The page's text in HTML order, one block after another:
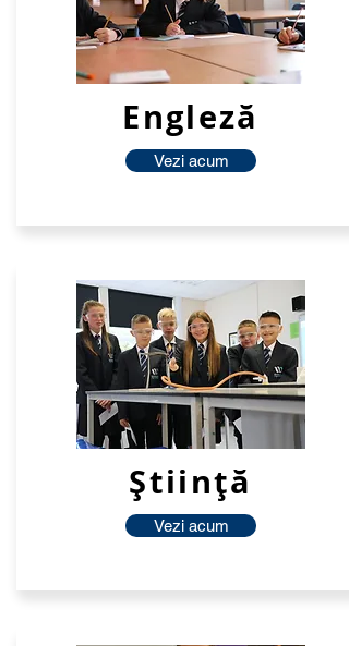
Engleză
Vezi acum
Ştiinţă
Vezi acum